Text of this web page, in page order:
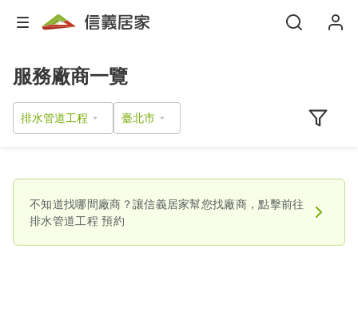
服務廠商一覽
排水管道工程
不知道找哪間廠商？讓信義居家幫您找廠商，點擊前往
排水管道工程 預約